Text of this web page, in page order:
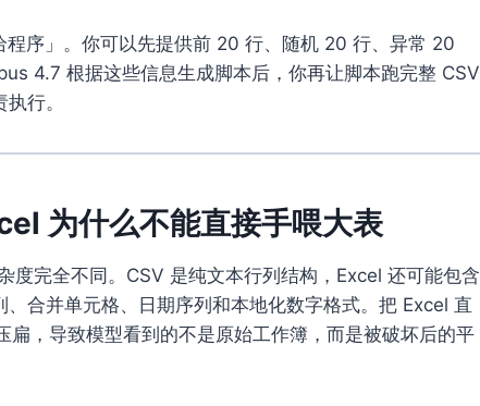
序」。你可以先提供前 20 行、随机 20 行、异常 20
4.7 根据这些信息生成脚本后，你再让脚本跑完整 CSV
行。
为什么不能直接手喂大表
度完全不同。CSV 是纯文本行列结构，Excel 还可能包含
合并单元格、日期序列和本地化数字格式。把 Excel 直
，导致模型看到的不是原始工作簿，而是被破坏后的平